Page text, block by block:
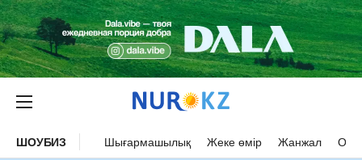
ШОУБИЗ Шығармашылық Жеке өмір Жанжал